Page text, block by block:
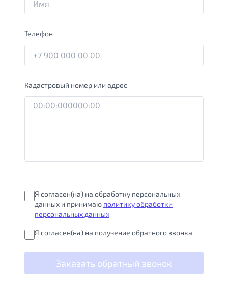
Телефон
Кадастровый номер или адрес
Я согласен(на) на обработку персональных
данных и принимаю политику обработки
персональных данных
Я согласен(на) на получение обратного звонка
Заказать обратный звонок